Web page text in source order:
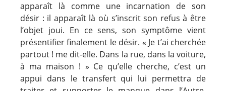
apparaît là comme une incarnation de son
désir : il apparaît là où s’inscrit son refus à être
l’objet joui. En ce sens, son symptôme vient
présentifier finalement le désir. « Je t’ai cherchée
partout ! me dit-elle. Dans la rue, dans la voiture,
à ma maison ! » Ce qu’elle cherche, c’est un
appui dans le transfert qui lui permettra de